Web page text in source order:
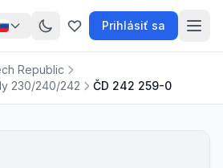
Prihlásiť sa
Republic
230/240/242
ČD 242 259-0